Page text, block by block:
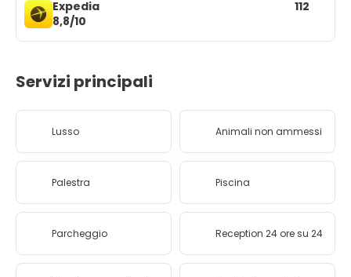
Expedia
8,8/10
112
Servizi principali
Lusso Animali non ammessi
Palestra Piscina
Parcheggio Reception 24 ore su 24